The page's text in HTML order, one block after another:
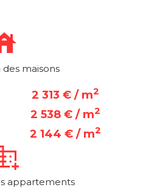
maisons
2 313 € / m2
2 538 € / m2
2 144 € / m2
appartements